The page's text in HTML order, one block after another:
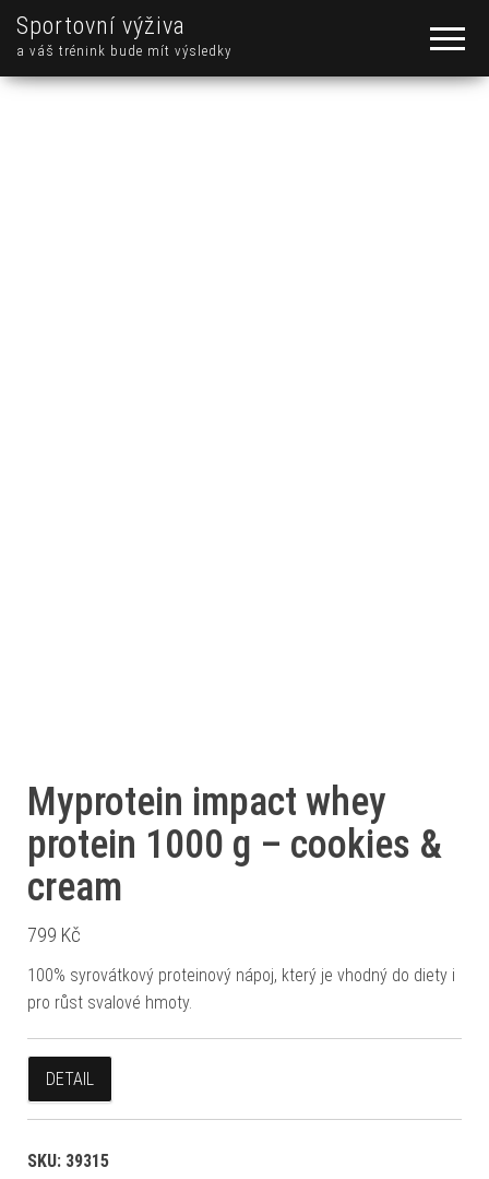
Sportovní výživa
a váš trénink bude mít výsledky
Myprotein impact whey
protein 1000 g – cookies &
cream
799 Kč
100% syrovátkový proteinový nápoj, který je vhodný do diety i
pro růst svalové hmoty.
DETAIL
SKU: 39315